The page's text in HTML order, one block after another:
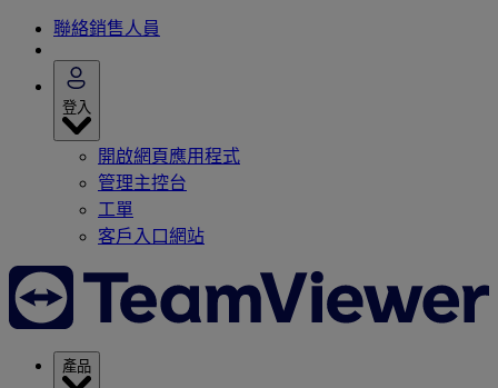
聯絡銷售人員
登入
開啟網頁應用程式
管理主控台
工單
客戶入口網站
產品